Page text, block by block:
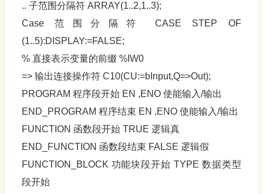
.. 子范围分隔符 ARRAY(1..2,1..3);
Case 范围分隔符 CASE STEP OF
(1..5):DISPLAY:=FALSE;
% 直接表示变量的前缀 %IW0
=> 输出连接操作符 C10(CU:=bInput,Q=>Out);
PROGRAM 程序段开始 EN ,ENO 使能输入/输出
END_PROGRAM 程序结束 EN ,ENO 使能输入/输出
FUNCTION 函数段开始 TRUE 逻辑真
END_FUNCTION 函数段结束 FALSE 逻辑假
FUNCTION_BLOCK 功能块段开始 TYPE 数据类型
段开始